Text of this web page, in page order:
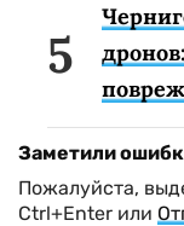
Заметили
Пожалуйста,
Ctrl+Enter или